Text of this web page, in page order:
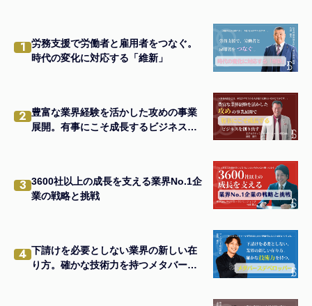
1 労務支援で労働者と雇用者をつなぐ。
時代の変化に対応する「維新」
2 豊富な業界経験を活かした攻めの事業
展開。有事にこそ成長するビジネスを
3 3600社以上の成長を支える業界No.1企
業の戦略と挑戦
4 下請けを必要としない業界の新しい在
り方。確かな技術力を持つメタバース